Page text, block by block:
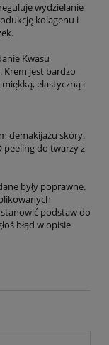
wydzielanie
kolagenu i
Kwasu
Krem jest bardzo
elastyczną i
demakijażu skóry.
peeling do twarzy z
były poprawne.
stanowić podstaw do
błąd w opisie